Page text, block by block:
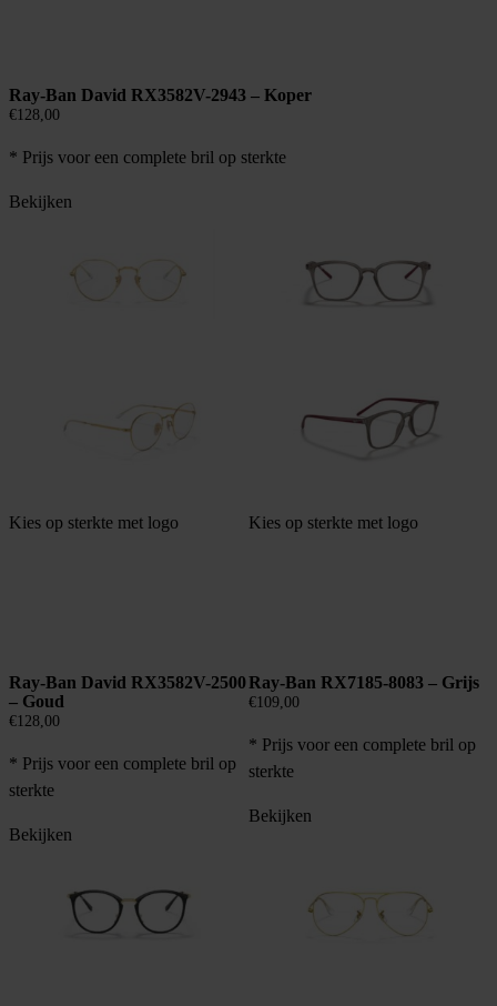
Ray-Ban David RX3582V-2943 – Koper
€128,00
* Prijs voor een complete bril op sterkte
Bekijken
Kies op sterkte met logo
Ray-Ban David RX3582V-2500
– Goud
€128,00
* Prijs voor een complete bril op
sterkte
Bekijken
Kies op sterkte met logo
Ray-Ban RX7185-8083 – Grijs
€109,00
* Prijs voor een complete bril op
sterkte
Bekijken